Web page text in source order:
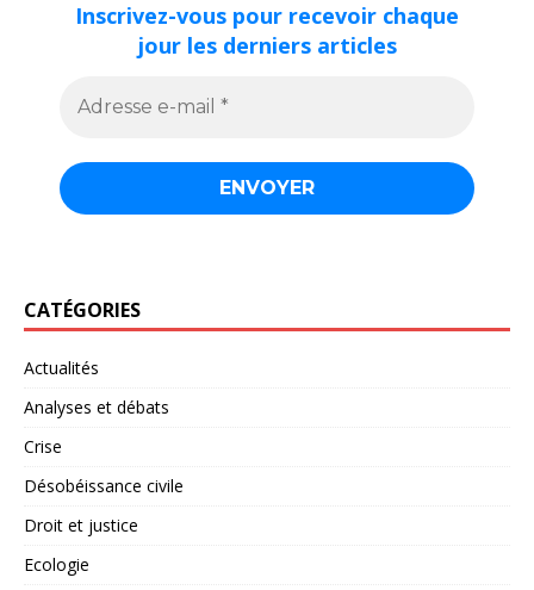
Inscrivez-vous pour recevoir chaque
jour les derniers articles
CATÉGORIES
Actualités
Analyses et débats
Crise
Désobéissance civile
Droit et justice
Ecologie